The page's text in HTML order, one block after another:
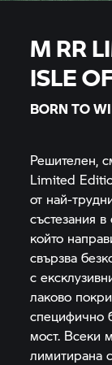
M RR
ISLE
BORN TO
Решителен,
Limited
от най-
състезания
който
свързва
с
лаково
специфично
мост. Всеки
лимитирана